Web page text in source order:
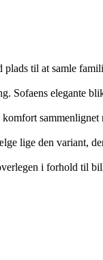
til at samle
Sofaens elegante
lige den variant,
i forhold til